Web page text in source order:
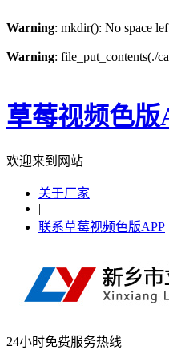
Warning: mkdir(): No space
Warning: file_put_contents(./
草莓视频色版
欢迎来到网站
关于厂家
|
联系草莓视频色版APP
24小时免费服务热线